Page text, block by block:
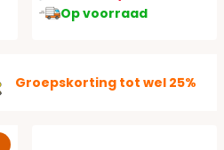
Op voorraad
Groepskorting tot wel 25%